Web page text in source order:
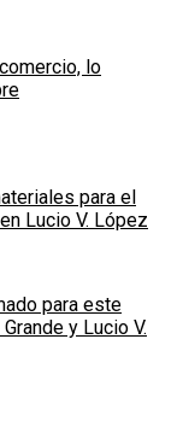
lo
para el
Lucio V. López
para este
y Lucio V.